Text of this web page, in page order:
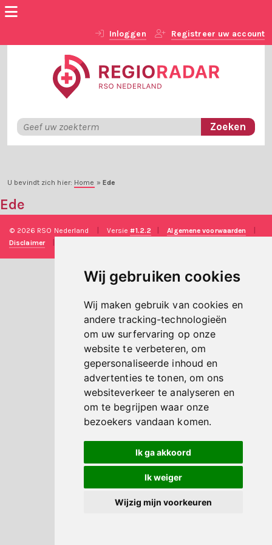
Wij gebruiken cookies
Wij maken gebruik van cookies en
andere tracking-technologieën
om uw surfervaring op onze
website te verbeteren, om
gepersonaliseerde inhoud en
advertenties te tonen, om ons
websiteverkeer te analyseren en
om te begrijpen waar onze
bezoekers vandaan komen.
Ik ga akkoord
Ik weiger
Wijzig mijn voorkeuren
Inloggen Registreer uw account
U bevindt zich hier: Home » Ede
Ede
© 2026 RSO Nederland Versie#1.2.2 Algemene voorwaarden
Disclaimer